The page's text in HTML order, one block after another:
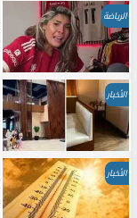
الرياضة
الأخبار
الأخبار